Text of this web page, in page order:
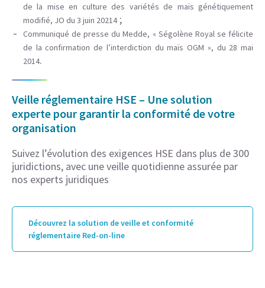
de la mise en culture des variétés de maïs génétiquement
modifié, JO du 3 juin 20214;
Communiqué de presse du Medde, « Ségolène Royal se félicite
de la confirmation de l’interdiction du maïs OGM », du 28 mai
2014.
Veille réglementaire HSE – Une solution
experte pour garantir la conformité de votre
organisation
Suivez l’évolution des exigences HSE dans plus de 300
juridictions, avec une veille quotidienne assurée par
nos experts juridiques
Découvrez la solution de veille et conformité
réglementaire Red-on-line